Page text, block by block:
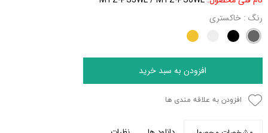
رنگ : خاکستری
افزودن به سبد خرید
افزودن به علاقه مندی ها